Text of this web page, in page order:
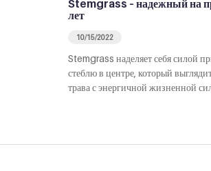
Stemgrass – надежный на
лет
10/15/2022
Stemgrass наделяет себя силой
стеблю в центре, который
трава с энергичной жизненной